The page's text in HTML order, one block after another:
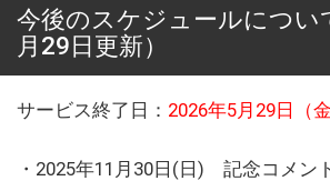
今後のスケジュールについ
月29日更新）
サービス終了日： 2026年5月29日（金
・2025年11月30日(日) 記念コメン